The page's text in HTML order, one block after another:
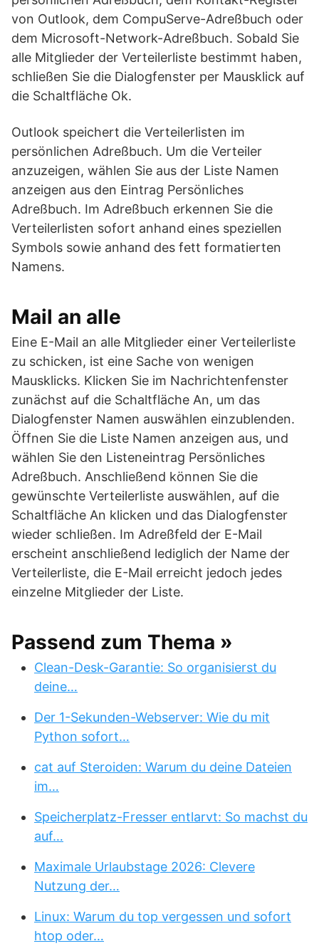
von Outlook, dem CompuServe-Adreßbuch oder
dem Microsoft-Network-Adreßbuch. Sobald Sie
alle Mitglieder der Verteilerliste bestimmt haben,
schließen Sie die Dialogfenster per Mausklick auf
die Schaltfläche Ok.
Outlook speichert die Verteilerlisten im
persönlichen Adreßbuch. Um die Verteiler
anzuzeigen, wählen Sie aus der Liste Namen
anzeigen aus den Eintrag Persönliches
Adreßbuch. Im Adreßbuch erkennen Sie die
Verteilerlisten sofort anhand eines speziellen
Symbols sowie anhand des fett formatierten
Namens.
Mail an alle
Eine E-Mail an alle Mitglieder einer Verteilerliste
zu schicken, ist eine Sache von wenigen
Mausklicks. Klicken Sie im Nachrichtenfenster
zunächst auf die Schaltfläche An, um das
Dialogfenster Namen auswählen einzublenden.
Öffnen Sie die Liste Namen anzeigen aus, und
wählen Sie den Listeneintrag Persönliches
Adreßbuch. Anschließend können Sie die
gewünschte Verteilerliste auswählen, auf die
Schaltfläche An klicken und das Dialogfenster
wieder schließen. Im Adreßfeld der E-Mail
erscheint anschließend lediglich der Name der
Verteilerliste, die E-Mail erreicht jedoch jedes
einzelne Mitglieder der Liste.
Passend zum Thema »
Clean-Desk-Garantie: So organisierst du
deine…
Der 1-Sekunden-Webserver: Wie du mit
Python sofort…
cat auf Steroiden: Warum du deine Dateien
im…
Speicherplatz-Fresser entlarvt: So machst du
auf…
Maximale Urlaubstage 2026: Clevere
Nutzung der…
Linux: Warum du top vergessen und sofort
htop oder…